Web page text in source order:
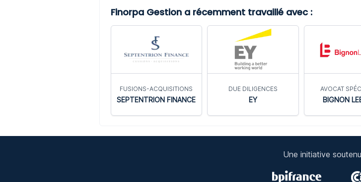
Finorpa Gestion a récemment travaillé avec :
FUSIONS-ACQUISITIONS
SEPTENTRION FINANCE
DUE DILIGENCES
EY
AVOCAT
BIGNON
Une initiative